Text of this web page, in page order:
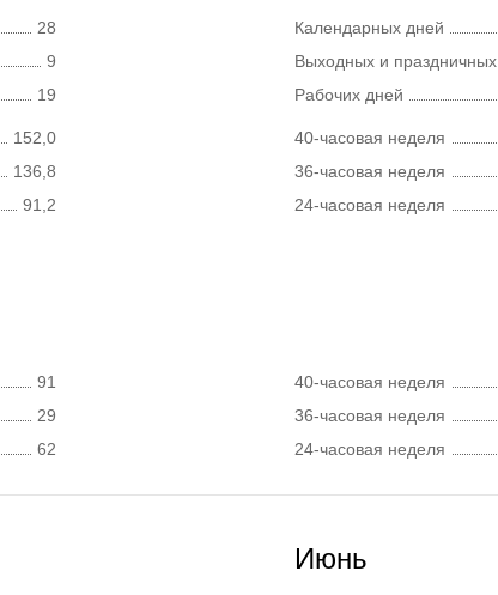
28
9
19
152,0
136,8
91,2
Календарных дней
Выходных и праздничных
Рабочих дней
40-часовая неделя
36-часовая неделя
24-часовая неделя
91
29
62
40-часовая неделя
36-часовая неделя
24-часовая неделя
Июнь